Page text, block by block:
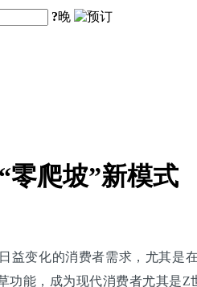
?晚
零爬坡”新模式
益变化的消费者需求，尤其
能，成为现代消费者尤其是Z